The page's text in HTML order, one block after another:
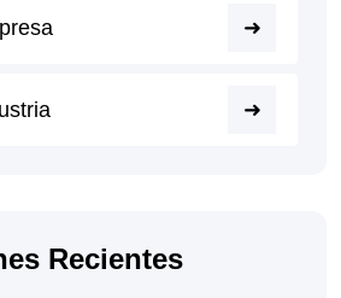
Recientes